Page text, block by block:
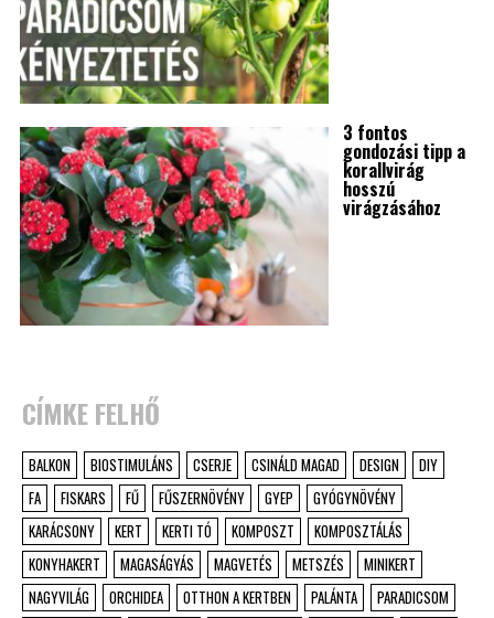
3 fontos
gondozási tipp a
korallvirág
hosszú
virágzásához
CÍMKE FELHŐ
BALKON BIOSTIMULÁNS CSERJE CSINÁLD MAGAD DESIGN
DIY
FA
FISKARS FŰ FŰSZERNÖVÉNY GYEP
GYÓGYNÖVÉNY
KARÁCSONY
KERT KERTI TÓ KOMPOSZT
KOMPOSZTÁLÁS
KONYHAKERT
MAGASÁGYÁS MAGVETÉS METSZÉS
MINIKERT
NAGYVILÁG
ORCHIDEA OTTHON A KERTBEN PALÁNTA
PARADICSOM